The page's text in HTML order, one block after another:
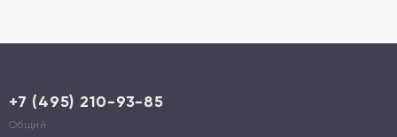
+7 (495) 210-93-85
Общий